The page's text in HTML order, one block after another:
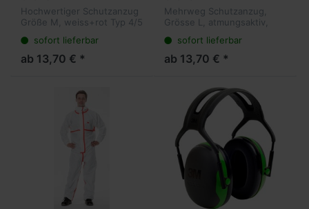
Hochwertiger Schutzanzug
Größe M, weiss+rot Typ 4/5
sofort lieferbar
ab 13,70 € *
Mehrweg Schutzanzug,
Grösse L, atmungsaktiv,
Material leichtes
Polyestergewebe
sofort lieferbar
ab 13,70 € *